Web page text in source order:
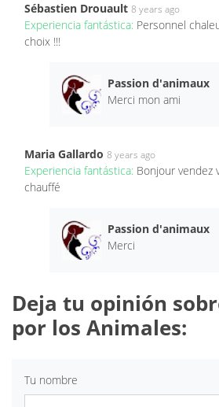
Sébastien Drouault 8 years ago
Experiencia fantástica: Personnel
choix !!!
Passion d'animaux
Merci mon ami
Maria Gallardo 8 years ago
Experiencia fantástica: Bonjour vendez
chauffé
Passion d'animaux
Merci
Deja tu opinión
por los Animales:
Tu nombre